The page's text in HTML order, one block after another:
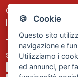
🍪 Cookie
Questo sito
navigazione e
Utilizziamo i
ed annunci, per
C.F. e P.IVA:
Iscrizione REA
Tel. +39 02 2838
Privacy Policy